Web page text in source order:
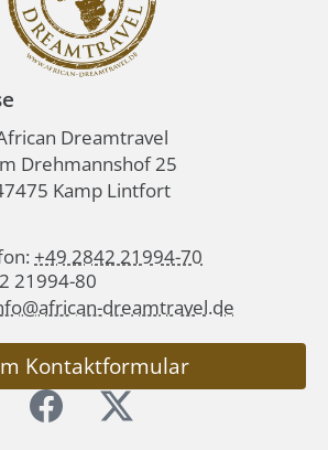
Dreamtravel
Drehmannshof 25
Kamp Lintfort
+49 2842 21994-70
21994-80
dreamtravel.de
Kontaktformular